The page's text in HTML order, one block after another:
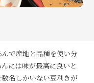
で産地と品種を使い分
には味が最高に良いと
名しかいない豆利きが